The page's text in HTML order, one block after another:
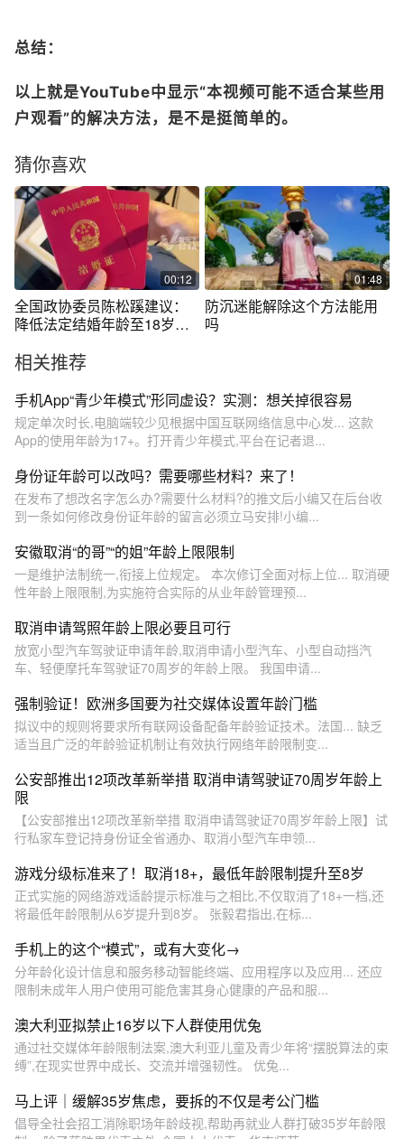
总结：
以上就是YouTube中显示“本视频可能不适合某些用
户观看”的解决方法，是不是挺简单的。
猜你喜欢
00:12
全国政协委员陈松蹊建议：
降低法定结婚年龄至18岁，
01:48
防沉迷能解除这个方法能用
吗
相关推荐
手机App“青少年模式”形同虚设？实测：想关掉很容易
规定单次时长,电脑端较少见根据中国互联网络信息中心发... 这款
App的使用年龄为17+。打开青少年模式,平台在记者退...
身份证年龄可以改吗？需要哪些材料？来了！
在发布了想改名字怎么办?需要什么材料?的推文后小编又在后台收
到一条如何修改身份证年龄的留言必须立马安排!小编...
安徽取消“的哥”“的姐”年龄上限限制
一是维护法制统一,衔接上位规定。 本次修订全面对标上位... 取消硬
性年龄上限限制,为实施符合实际的从业年龄管理预...
取消申请驾照年龄上限必要且可行
放宽小型汽车驾驶证申请年龄,取消申请小型汽车、小型自动挡汽
车、轻便摩托车驾驶证70周岁的年龄上限。 我国申请...
强制验证！欧洲多国要为社交媒体设置年龄门槛
拟议中的规则将要求所有联网设备配备年龄验证技术。法国... 缺乏
适当且广泛的年龄验证机制让有效执行网络年龄限制变...
公安部推出12项改革新举措 取消申请驾驶证70周岁年龄上
限
【公安部推出12项改革新举措 取消申请驾驶证70周岁年龄上限】试
行私家车登记持身份证全省通办、取消小型汽车申领...
游戏分级标准来了！取消18+，最低年龄限制提升至8岁
正式实施的网络游戏适龄提示标准与之相比,不仅取消了18+一档,还
将最低年龄限制从6岁提升到8岁。 张毅君指出,在标...
手机上的这个“模式”，或有大变化→
分年龄化设计信息和服务移动智能终端、应用程序以及应用... 还应
限制未成年人用户使用可能危害其身心健康的产品和服...
澳大利亚拟禁止16岁以下人群使用优兔
通过社交媒体年龄限制法案,澳大利亚儿童及青少年将“摆脱算法的束
缚”,在现实世界中成长、交流并增强韧性。 优兔...
马上评｜缓解35岁焦虑，要拆的不仅是考公门槛
倡导全社会招工消除职场年龄歧视,帮助再就业人群打破35岁年龄限